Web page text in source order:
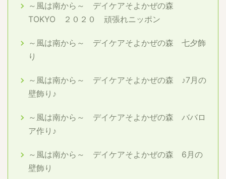
～風は南から～ デイケアそよかぜの森
TOKYO ２０２０ 頑張れニッポン
～風は南から～ デイケアそよかぜの森 七夕飾
り
～風は南から～ デイケアそよかぜの森 ♪7月の
壁飾り♪
～風は南から～ デイケアそよかぜの森 ババロ
ア作り♪
～風は南から～ デイケアそよかぜの森 6月の
壁飾り